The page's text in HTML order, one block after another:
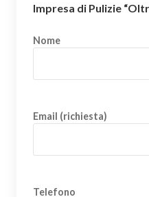
Impresa di Pulizie
Nome
Email (richiesta)
Telefono